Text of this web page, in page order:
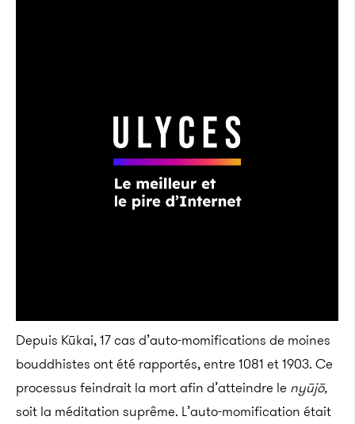
Depuis Kūkai, 17 cas d’auto-momifications de moines
bouddhistes ont été rapportés, entre 1081 et 1903. Ce
processus feindrait la mort afin d’atteindre le nyūjō,
soit la méditation suprême. L’auto-momification était